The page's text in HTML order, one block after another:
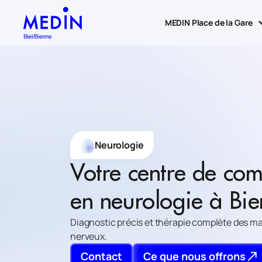
MEDIN Place de la Gare
Neurologie
Votre centre de
en neurologie à
Diagnostic précis et thérapie complète des
nerveux.
Contact Ce que nous offrons